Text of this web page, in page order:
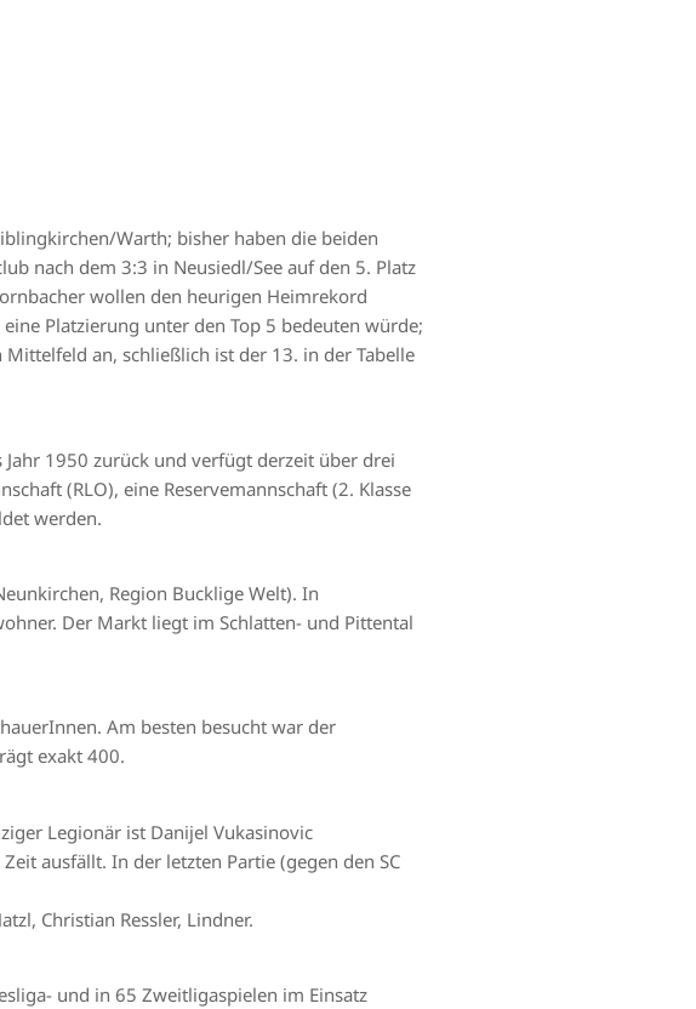
Warth; bisher haben die beiden
nach dem 3:3 in Neusiedl/See auf den 5. Platz
wollen den heurigen Heimrekord
Platzierung unter den Top 5 bedeuten würde;
an, schließlich ist der 13. in der Tabelle
1950 zurück und verfügt derzeit über drei
(RLO), eine Reservemannschaft (2. Klasse
werden.
Region Bucklige Welt). In
Der Markt liegt im Schlatten- und Pittental
Am besten besucht war der
exakt 400.
Legionär ist Danijel Vukasinovic
ausfällt. In der letzten Partie (gegen den SC
Christian Ressler, Lindner.
und in 65 Zweitligaspielen im Einsatz